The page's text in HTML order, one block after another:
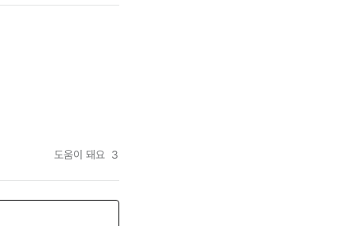
도움이 돼요 3